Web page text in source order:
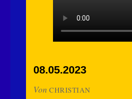
08.05.2023
Von CHRISTIAN